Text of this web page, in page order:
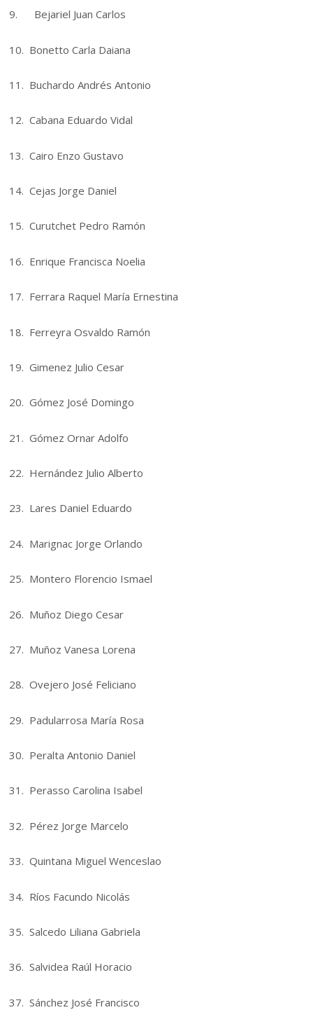
9. Bejariel Juan Carlos
10. Bonetto Carla Daiana
11. Buchardo Andrés Antonio
12. Cabana Eduardo Vidal
13. Cairo Enzo Gustavo
14. Cejas Jorge Daniel
15. Curutchet Pedro Ramón
16. Enrique Francisca Noelia
17. Ferrara Raquel María Ernestina
18. Ferreyra Osvaldo Ramón
19. Gimenez Julio Cesar
20. Gómez José Domingo
21. Gómez Ornar Adolfo
22. Hernández Julio Alberto
23. Lares Daniel Eduardo
24. Marignac Jorge Orlando
25. Montero Florencio Ismael
26. Muñoz Diego Cesar
27. Muñoz Vanesa Lorena
28. Ovejero José Feliciano
29. Padularrosa María Rosa
30. Peralta Antonio Daniel
31. Perasso Carolina Isabel
32. Pérez Jorge Marcelo
33. Quintana Miguel Wenceslao
34. Ríos Facundo Nicolás
35. Salcedo Liliana Gabriela
36. Salvidea Raúl Horacio
37. Sánchez José Francisco